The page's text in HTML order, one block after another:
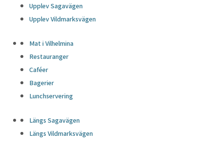
Upplev Sagavägen
Upplev Vildmarksvägen
Mat i Vilhelmina
Restauranger
Caféer
Bagerier
Lunchservering
Längs Sagavägen
Längs Vildmarksvägen